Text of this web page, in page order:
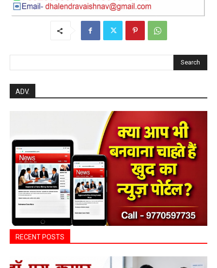
Search
ADV.
RECENT POSTS